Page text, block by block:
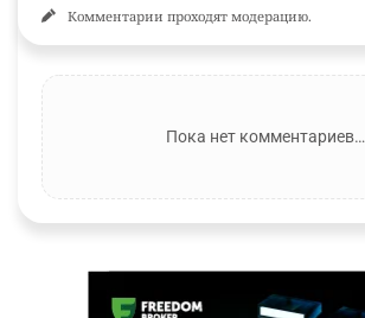
Комментарии проходят модерацию.
Пока нет комментариев…